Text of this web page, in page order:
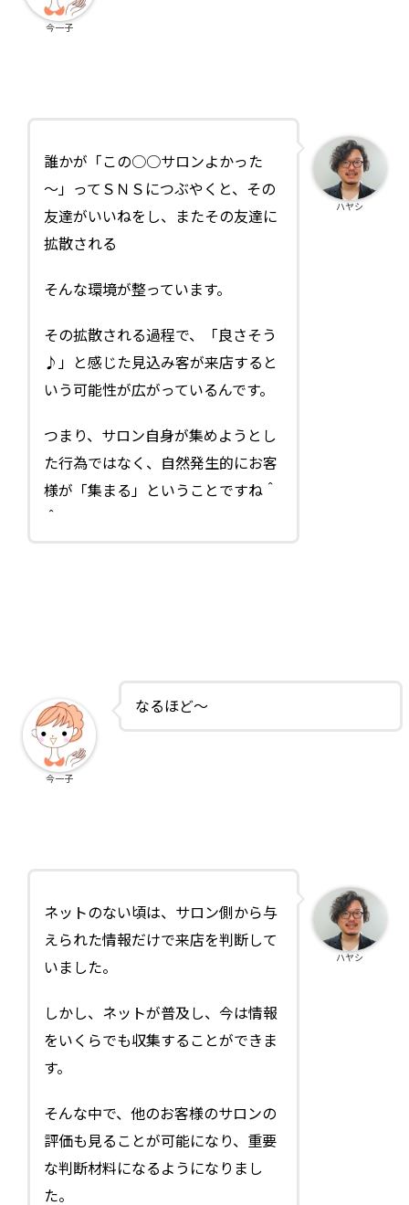
今一子
誰かが「この○○サロンよかった
～」ってＳＮＳにつぶやくと、その
友達がいいねをし、またその友達に
拡散される
そんな環境が整っています。
その拡散される過程で、「良さそう
♪」と感じた見込み客が来店すると
いう可能性が広がっているんです。
つまり、サロン自身が集めようとし
た行為ではなく、自然発生的にお客
様が「集まる」ということですね＾
＾
ハヤシ
なるほど～
今一子
ネットのない頃は、サロン側から与
えられた情報だけで来店を判断して
いました。
しかし、ネットが普及し、今は情報
をいくらでも収集することができま
す。
そんな中で、他のお客様のサロンの
評価も見ることが可能になり、重要
な判断材料になるようになりまし
た。
ハヤシ